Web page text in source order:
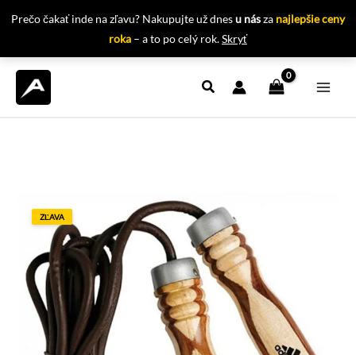
Prečo čakať inde na zľavu? Nakupujte už dnesu násza najlepšie ceny
roka – a to po celý rok.Skryť
Preskočiť
ZĽAVA